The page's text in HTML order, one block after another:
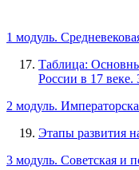
1 модуль.
Таблица:
России в 17 веке.
2 модуль.
Этапы развития
3 модуль. Советская и